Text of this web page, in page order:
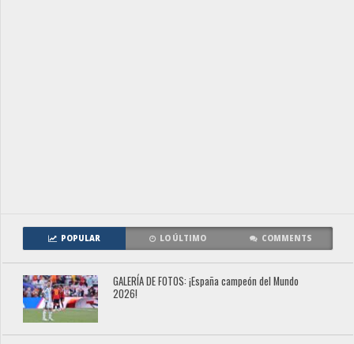
POPULAR LO ÚLTIMO COMMENTS
GALERÍA DE FOTOS: ¡España campeón del Mundo
2026!